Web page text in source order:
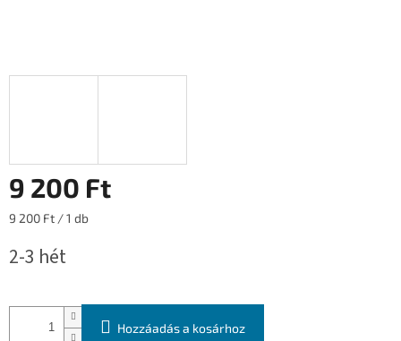
9 200 Ft
Egységár:
9 200 Ft / 1 db
2-3 hét
Hozzáadás a kosárhoz